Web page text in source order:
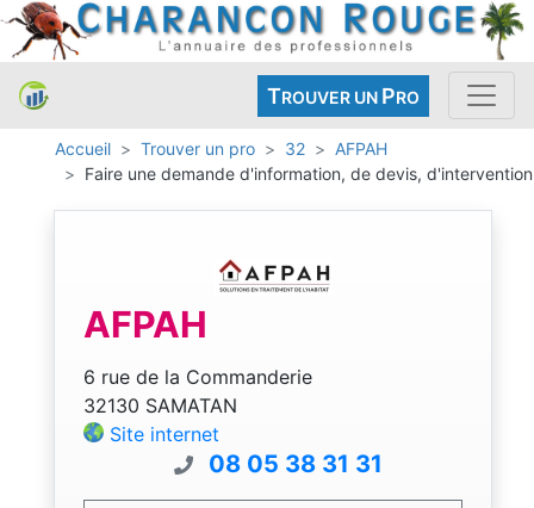
TROUVER UN PRO
Accueil Trouver un pro 32
AFPAH
Faire une demande d'information, de devis, d'intervention
AFPAH
6 rue de la Commanderie
32130 SAMATAN
Site internet
08 05 38 31 31